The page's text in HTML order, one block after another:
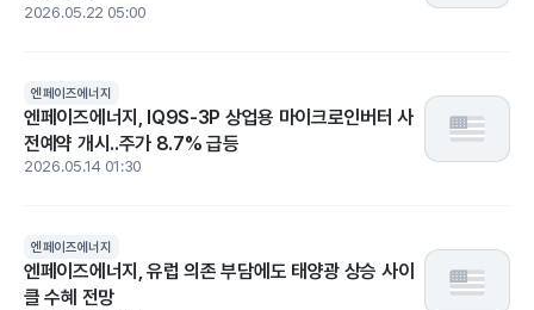
2026.05.22 05:00
엔페이즈에너지
엔페이즈에너지, IQ9S-3P 상업용 마이크로인버터 사
전예약 개시..주가 8.7% 급등
2026.05.14 01:30
엔페이즈에너지
엔페이즈에너지, 유럽 의존 부담에도 태양광 상승 사이
클 수혜 전망